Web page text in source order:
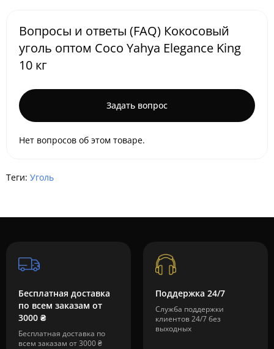
Вопросы и ответы (FAQ) Кокосовый
уголь оптом Coco Yahya Elegance King
10 кг
Задать вопрос
Нет вопросов об этом товаре.
Теги: Уголь
Бесплатная доставка
по всем заказам от
3000 ₴
Бесплатная доставка по
всем заказам от 3000 ₴
Поддержка 24/7
Служба поддержки
клиентов 24/7 без
выходных